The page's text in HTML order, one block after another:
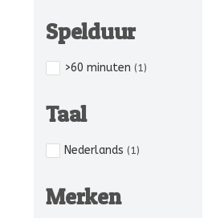
Spelduur
>60 minuten (1)
Taal
Nederlands (1)
Merken